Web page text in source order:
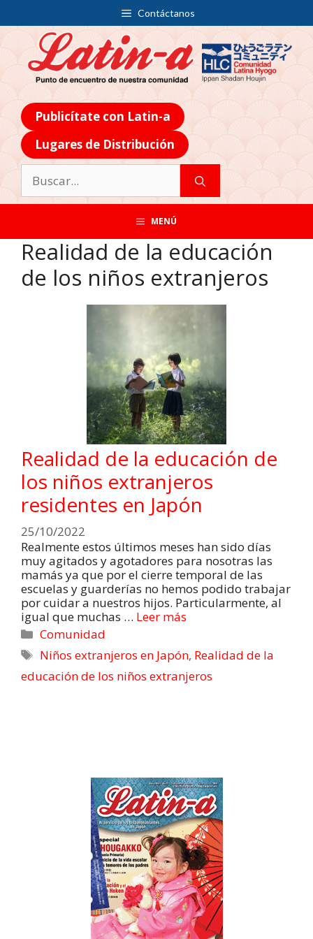
Contáctanos
Publicítate con Latin-a
Lugares de Distribución
MENÚ
Realidad de la educación
de los niños extranjeros
Realidad de la educación de
los niños extranjeros
residentes en Japón
25/10/2022
Realmente estos últimos meses han sido días
muy agitados y agotadores para nosotras las
mamás ya que por el cierre temporal de las
escuelas y guarderías no hemos podido trabajar
por cuidar a nuestros hijos. Particularmente, al
igual que muchas … Leer más
Comunidad
Niños extranjeros en Japón, Realidad de la
educación de los niños extranjeros